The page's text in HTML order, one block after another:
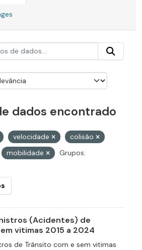
dados encontrado
velocidade
colisão
mobilidade
Grupos:
(Acidentes) de
vitimas 2015 a 2024
de Trânsito com e sem vitimas